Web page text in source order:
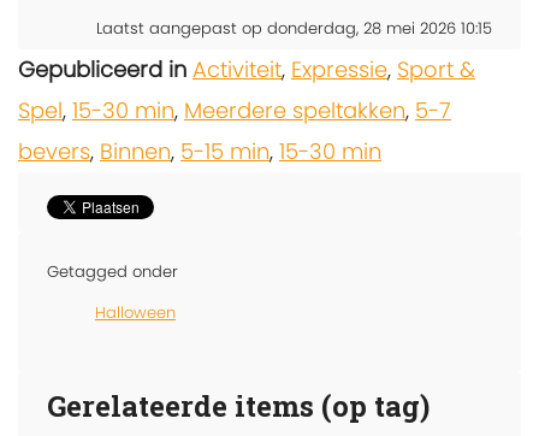
Laatst aangepast op donderdag, 28 mei 2026 10:15
Gepubliceerd in Activiteit, Expressie, Sport &
Spel, 15-30 min, Meerdere speltakken, 5-7
bevers, Binnen, 5-15 min, 15-30 min
Getagged onder
Halloween
Gerelateerde items (op tag)